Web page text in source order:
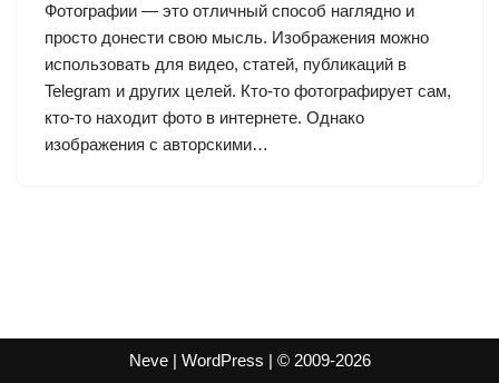
Фотографии — это отличный способ наглядно и
просто донести свою мысль. Изображения можно
использовать для видео, статей, публикаций в
Telegram и других целей. Кто-то фотографирует сам,
кто-то находит фото в интернете. Однако
изображения с авторскими…
Neve | WordPress | © 2009-2026